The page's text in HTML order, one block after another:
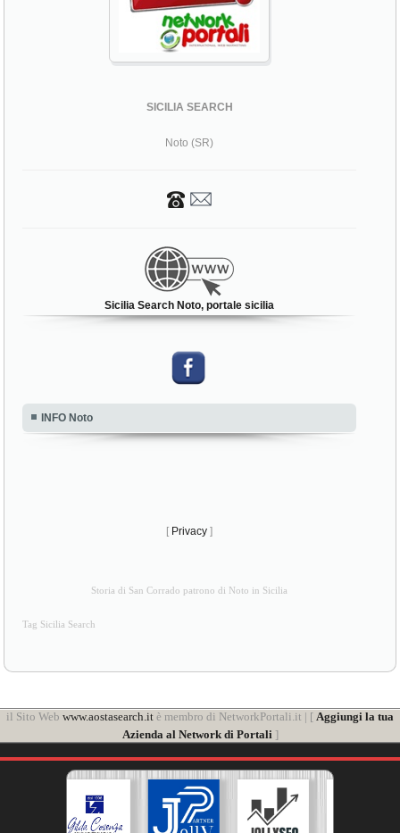
SICILIA SEARCH
Noto (SR)
Sicilia Search Noto, portale sicilia
INFO Noto
[ Privacy ]
Storia di San Corrado patrono di Noto in Sicilia
Tag Sicilia Search
il Sito Web www.aostasearch.it è membro di NetworkPortali.it | [ Aggiungi la tua
Azienda al Network di Portali]